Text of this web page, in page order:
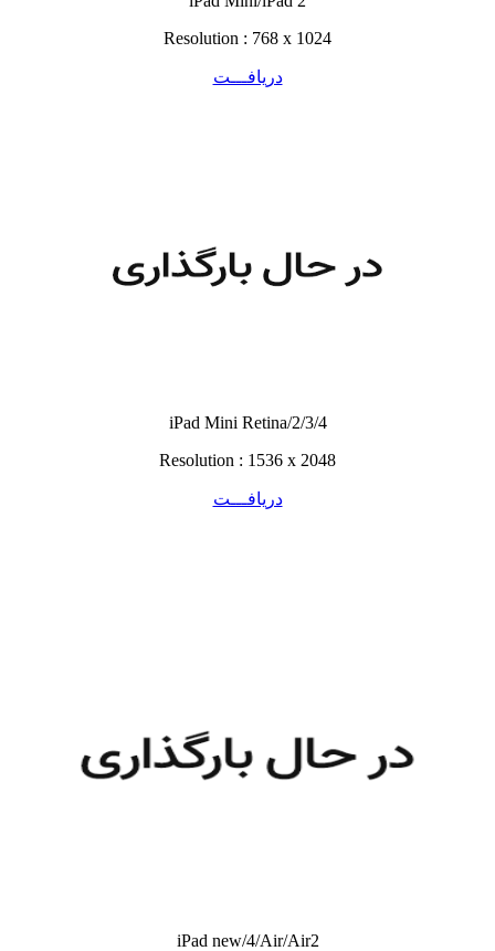
Resolution : 768 x 1024
دریافـــت
iPad Mini Retina/2/3/4
Resolution : 1536 x 2048
دریافـــت
iPad new/4/Air/Air2